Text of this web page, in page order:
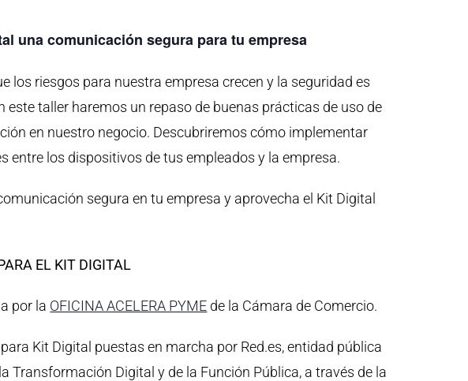
una comunicación segura para tu empresa
los riesgos para nuestra empresa crecen y la seguridad es
este taller haremos un repaso de buenas prácticas de uso de
en nuestro negocio. Descubriremos cómo implementar
entre los dispositivos de tus empleados y la empresa.
segura en tu empresa y aprovecha el Kit Digital
EL KIT DIGITAL
por la OFICINA ACELERA PYME de la Cámara de Comercio.
Kit Digital puestas en marcha por Red.es, entidad pública
Transformación Digital y de la Función Pública, a través de la